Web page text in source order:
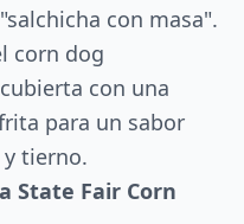
con masa".
corn dog
con una
para un sabor
tierno.
State Fair Corn